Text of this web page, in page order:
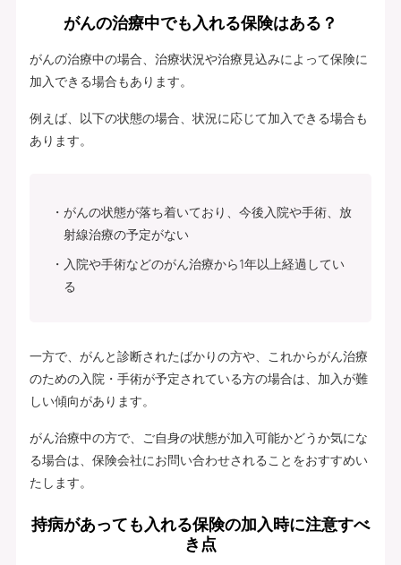
がんの治療中でも入れる保険はある？
がんの治療中の場合、治療状況や治療見込みによって保険に
加入できる場合もあります。
例えば、以下の状態の場合、状況に応じて加入できる場合も
あります。
がんの状態が落ち着いており、今後入院や手術、放
射線治療の予定がない
入院や手術などのがん治療から1年以上経過してい
る
一方で、がんと診断されたばかりの方や、これからがん治療
のための入院・手術が予定されている方の場合は、加入が難
しい傾向があります。
がん治療中の方で、ご自身の状態が加入可能かどうか気にな
る場合は、保険会社にお問い合わせされることをおすすめい
たします。
持病があっても入れる保険の加入時に注意すべ
き点